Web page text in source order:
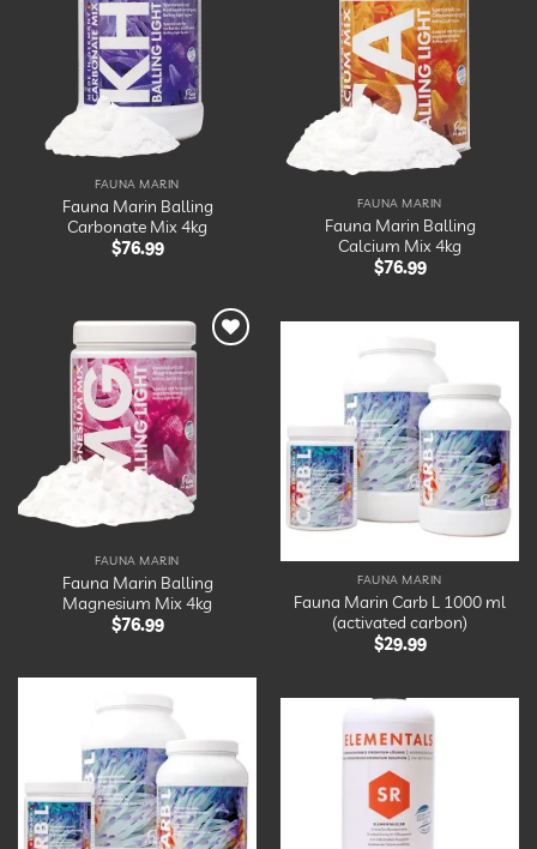
d’envies
FAUNA MARIN
Fauna Marin Balling
Carbonate Mix 4kg
$76.99
Ajouter
d’envies
FAUNA MARIN
Fauna Marin Balling
Calcium Mix 4kg
$76.99
Ajouter
d’envies
FAUNA MARIN
Fauna Marin Balling
Magnesium Mix 4kg
$76.99
Ajouter
à la
liste
d’envies
FAUNA MARIN
Fauna Marin Carb L 1000 ml
(activated carbon)
$29.99
Ajouter
à la
liste
d’envies